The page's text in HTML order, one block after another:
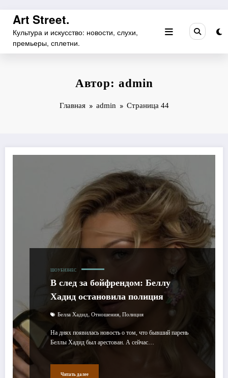
Перейти
содержимому
Art Street.
Культура и искусство: новости, слухи,
премьеры, сплетни.
Автор: admin
Главная admin Страница 44
ШОУБИЗНЕС
В след за бойфрендом: Беллу
Хадид остановила полиция
Белла Хадид, Отношения, Полиция
На днях появилась новость о том, что бывший парень
Беллы Хадид был арестован. А сейчас…
Читать далее